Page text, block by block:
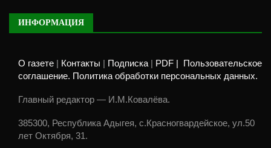
ИНФОРМАЦИЯ
О газете | Контакты | Подписка | PDF | Пользовательское
соглашение. Политика обработки персональных данных.
Главный редактор — И.М.Ковалёва.
385300, Республика Адыгея, с.Красногвардейское, ул.50
лет Октября, 31.